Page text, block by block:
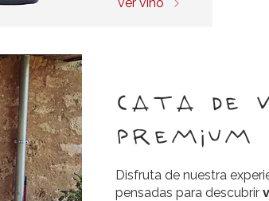
Cata de
premium
Disfruta de nuestra
pensadas para descubrir